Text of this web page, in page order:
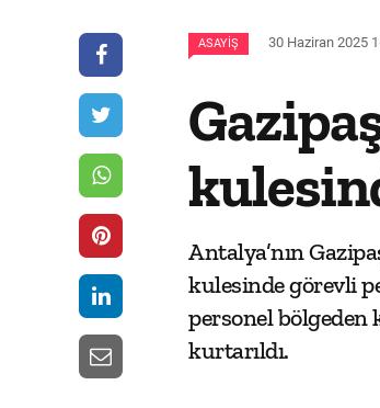
ASAYIŞ 30 Haziran 2025
Antalya’nın
kulesinde görevli
personel
kurtarıldı.